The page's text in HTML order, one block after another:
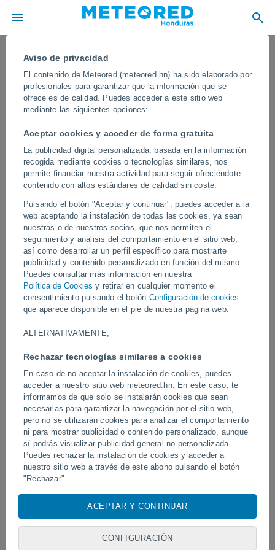
Aviso de privacidad
El contenido de Meteored (meteored.hn) ha sido elaborado por
profesionales para garantizar que la información que se
ofrece es de calidad. Puedes acceder a este sitio web
mediante las siguientes opciones:
Aceptar cookies y acceder de forma gratuita
La publicidad digital personalizada, basada en la información
recogida mediante cookies o tecnologías similares, nos
permite financiar nuestra actividad para seguir ofreciéndote
contenido con altos estándares de calidad sin coste.
Pulsando el botón "Aceptar y continuar", puedes acceder a la
web aceptando la instalación de todas las cookies, ya sean
nuestras o de nuestros socios, que nos permiten el
seguimiento y análisis del comportamiento en el sitio web,
así como desarrollar un perfil específico para mostrarte
publicidad y contenido personalizado en función del mismo.
Puedes consultar más información en nuestra
Política de Cookies y retirar en cualquier momento el
consentimiento pulsando el botón Configuración de cookies
que aparece disponible en el pie de nuestra página web.
ALTERNATIVAMENTE,
Rechazar tecnologías similares a cookies
En caso de no aceptar la instalación de cookies, puedes
acceder a nuestro sitio web meteored.hn. En este caso, te
informamos de que solo se instalarán cookies que sean
necesarias para garantizar la navegación por el sitio web,
pero no se utilizarán cookies para analizar el comportamiento
ni para mostrar publicidad o contenido personalizado, aunque
sí podrás visualizar publicidad general no personalizada.
Puedes rechazar la instalación de cookies y acceder a
nuestro sitio web a través de este abono pulsando el botón
"Rechazar".
cookies, identificadores únicos o tecnologías similares para
almacenar, acceder y procesar datos personales como su
visita en este sitio web, las direcciones IP y los
ACEPTAR Y CONTINUAR
CONFIGURACIÓN
Un megaincendio forestal arrasa el
estado de California, USA
Se declaró el estado de emergencia en el condado de Tehama
debido al incendio Park. Se estima que se han quemado más de
160 000 de hectáreas.
Vídeos
Un rayo impactó en un campo de
fútbol en Narathiwat, Tailandia.
Erupción y actividad
volcán de Fuego,